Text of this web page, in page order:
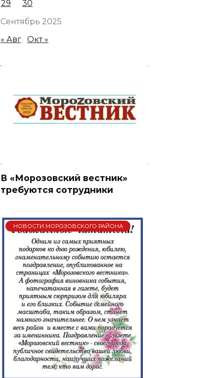
Сентябрь 2025
29
30
« Авг Окт »
В «Морозовский вестник»
требуются сотрудники
НОВОСТИ МОРОЗОВСКОГО РАЙОНА